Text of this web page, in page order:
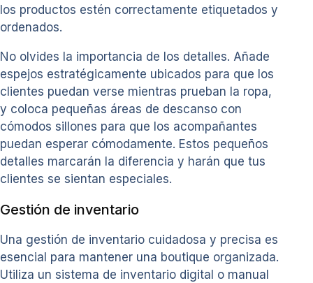
los productos estén correctamente etiquetados y
ordenados.
No olvides la importancia de los detalles. Añade
espejos estratégicamente ubicados para que los
clientes puedan verse mientras prueban la ropa,
y coloca pequeñas áreas de descanso con
cómodos sillones para que los acompañantes
puedan esperar cómodamente. Estos pequeños
detalles marcarán la diferencia y harán que tus
clientes se sientan especiales.
Gestión de inventario
Una gestión de inventario cuidadosa y precisa es
esencial para mantener una boutique organizada.
Utiliza un sistema de inventario digital o manual